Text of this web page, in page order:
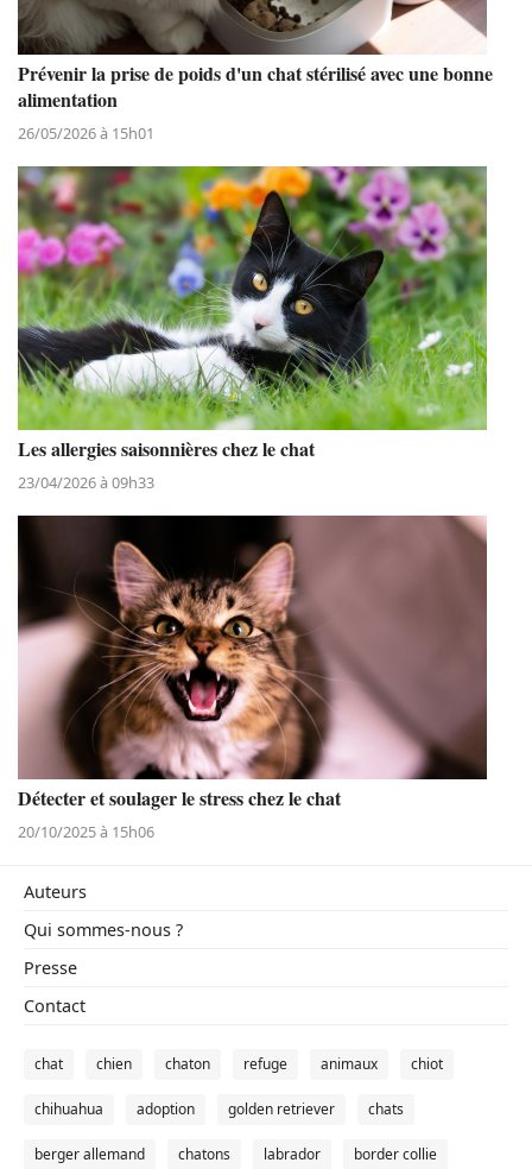
Prévenir la prise de poids d'un chat stérilisé avec une bonne
alimentation
26/05/2026 à 15h01
Les allergies saisonnières chez le chat
23/04/2026 à 09h33
Détecter et soulager le stress chez le chat
20/10/2025 à 15h06
Auteurs
Qui sommes-nous ?
Presse
Contact
chat chien chaton refuge animaux chiot
chihuahua adoption golden retriever chats
berger allemand chatons labrador border collie